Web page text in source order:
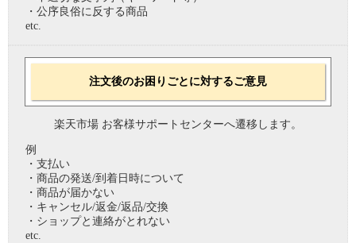
・公序良俗に反する商品
etc.
注文後のお困りごとに対するご意見
楽天市場 お客様サポートセンターへ遷移します。
例
・支払い
・商品の発送/到着日時について
・商品が届かない
・キャンセル/返金/返品/交換
・ショップと連絡がとれない
etc.